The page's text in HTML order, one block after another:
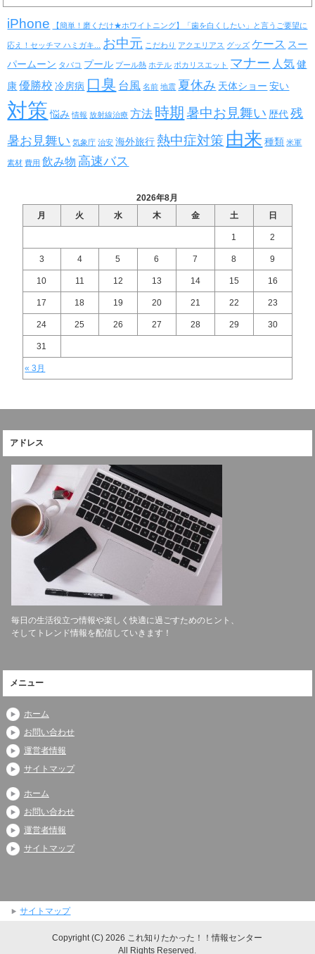
iPhone 【簡単！磨くだけ★ホワイトニング】「歯を白くしたい」と言うご要望に
応え！セッチマ ハミガキ... お中元 こだわり アクエリアス グッズ ケース スー
パームーン タバコ プール プール熱 ホテル ポカリスエット マナー 人気 健
康 優勝校 冷房病 口臭 台風 名前 地震 夏休み 天体ショー 安い
対策 悩み 情報 放射線治療 方法 時期 暑中お見舞い 歴代 残
暑お見舞い 気象庁 治安 海外旅行 熱中症対策 由来 種類 米軍
素材 費用 飲み物 高速バス
2026年8月
月
火 水 木 金 土 日
« 3月
1 2
3 4 5 6 7 8 9
10 11 12 13 14 15 16
17 18 19 20 21 22 23
24 25 26 27 28 29 30
31
アドレス
毎日の生活役立つ情報や楽しく快適に過ごすためのヒント、
そしてトレンド情報を配信していきます！
メニュー
ホーム
お問い合わせ
運営者情報
サイトマップ
ホーム
お問い合わせ
運営者情報
サイトマップ
サイトマップ
Copyright (C) 2026 これ知りたかった！！情報センター
All Rights Reserved.